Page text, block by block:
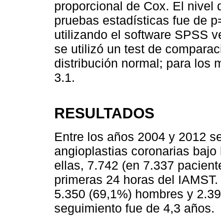
proporcional de Cox. El nivel
pruebas estadísticas fue de
utilizando el software SPSS
se utilizó un test de
distribución normal; para los
3.1.
RESULTADOS
Entre los años 2004 y 2012
angioplastias coronarias
ellas, 7.742 (en 7.337
primeras 24 horas del
5.350 (69,1%) hombres y
seguimiento fue de 4,3 años.